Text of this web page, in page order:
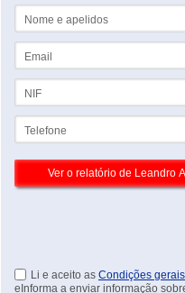
Li e aceito as Condições gerais
eInforma a enviar informação